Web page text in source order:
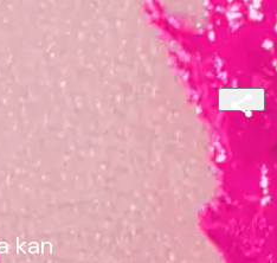
kan